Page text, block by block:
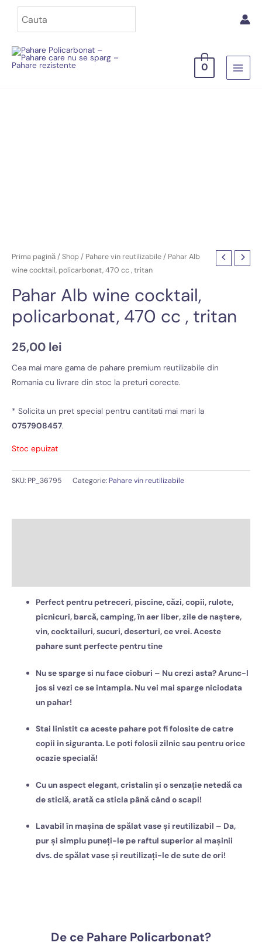
content
0
MAIN
Prima pagină/Shop/ Pahare vin reutilizabile/ Pahar Alb
wine cocktail, policarbonat, 470 cc , tritan
Pahar Alb wine cocktail,
policarbonat, 470 cc , tritan
25,00 lei
Cea mai mare gama de pahare premium reutilizabile din
Romania cu livrare din stoc la preturi corecte.
* Solicita un pret special pentru cantitati mai mari la
0757908457.
Stoc epuizat
SKU: PP_36795 Categorie: Pahare vin reutilizabile
Perfect pentru petreceri, piscine, căzi, copii, rulote,
picnicuri, barcă, camping, în aer liber, zile de naștere,
vin, cocktailuri, sucuri, deserturi, ce vrei. Aceste
pahare sunt perfecte pentru tine
Nu se sparge si nu face cioburi – Nu crezi asta? Arunc-l
jos si vezi ce se intampla. Nu vei mai sparge niciodata
un pahar!
Stai linistit ca aceste pahare pot fi folosite de catre
copii in siguranta. Le poti folosii zilnic sau pentru orice
ocazie specială!
Cu un aspect elegant, cristalin și o senzație netedă ca
de sticlă, arată ca sticla până când o scapi!
Lavabil în mașina de spălat vase și reutilizabil – Da,
pur și simplu puneți-le pe raftul superior al mașinii
dvs. de spălat vase și reutilizați-le de sute de ori!
De ce Pahare Policarbonat?